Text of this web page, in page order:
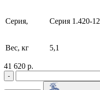
Серия, Серия 1.420-12
Вес, кг 5,1
41 620 р.
-